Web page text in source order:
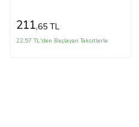
211,65 TL
22,57 TL'den Başlayan Taksitlerle